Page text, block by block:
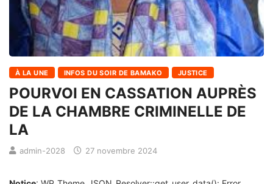
À LA UNE INFOS DU SOIR DE BAMAKO JUSTICE
POURVOI EN CASSATION AUPRÈS
DE LA CHAMBRE CRIMINELLE DE
LA
admin-2028 27 novembre 2024